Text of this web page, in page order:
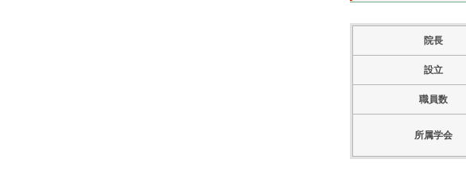
院長
設立
職員数
所属学会